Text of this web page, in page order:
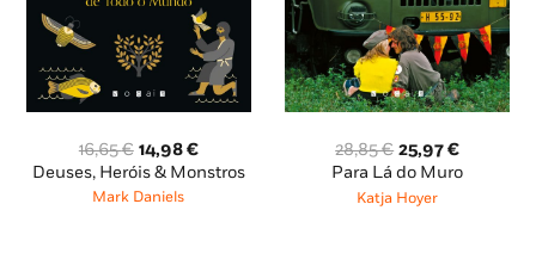
16,65€ O
preço
original
14,98€O
preço
Deuses, Heróis & Monstros
Mark Daniels
28,85€ O
preço
original
era:
25,97€O
preço
Para Lá do Muro
Katja Hoyer